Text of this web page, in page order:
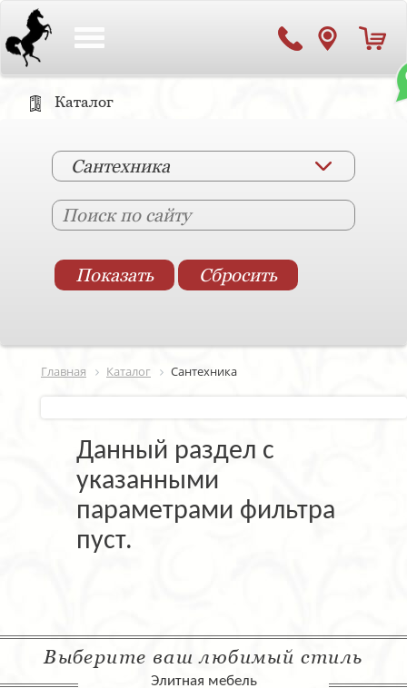
Каталог
Сантехника
Главная Каталог Сантехника
Данный раздел с
указанными
параметрами фильтра
пуст.
Выберите ваш любимый стиль
Элитная мебель